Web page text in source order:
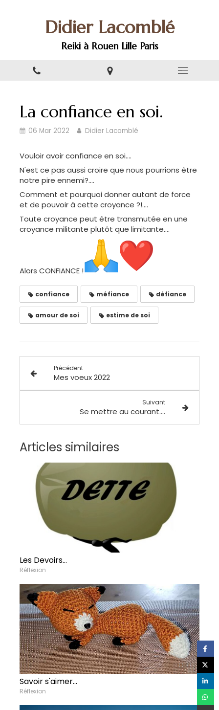
Didier Lacomblé
Reiki à Rouen Lille Paris
La confiance en soi.
06 Mar 2022 Didier Lacomblé
Vouloir avoir confiance en soi....
N'est ce pas aussi croire que nous pourrions être
notre pire ennemi?....
Comment et pourquoi donner autant de force
et de pouvoir à cette croyance ?!....
Toute croyance peut être transmutée en une
croyance militante plutôt que limitante....
Alors CONFIANCE !
confiance méfiance défiance
amour de soi estime de soi
Précédent
Mes voeux 2022
Suivant
Se mettre au courant....
Articles similaires
Les Devoirs...
Réflexion
Savoir s'aimer...
Réflexion